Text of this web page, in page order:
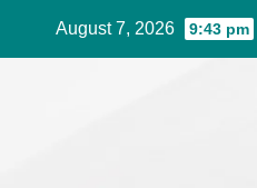
August 7, 2026 9:43 pm